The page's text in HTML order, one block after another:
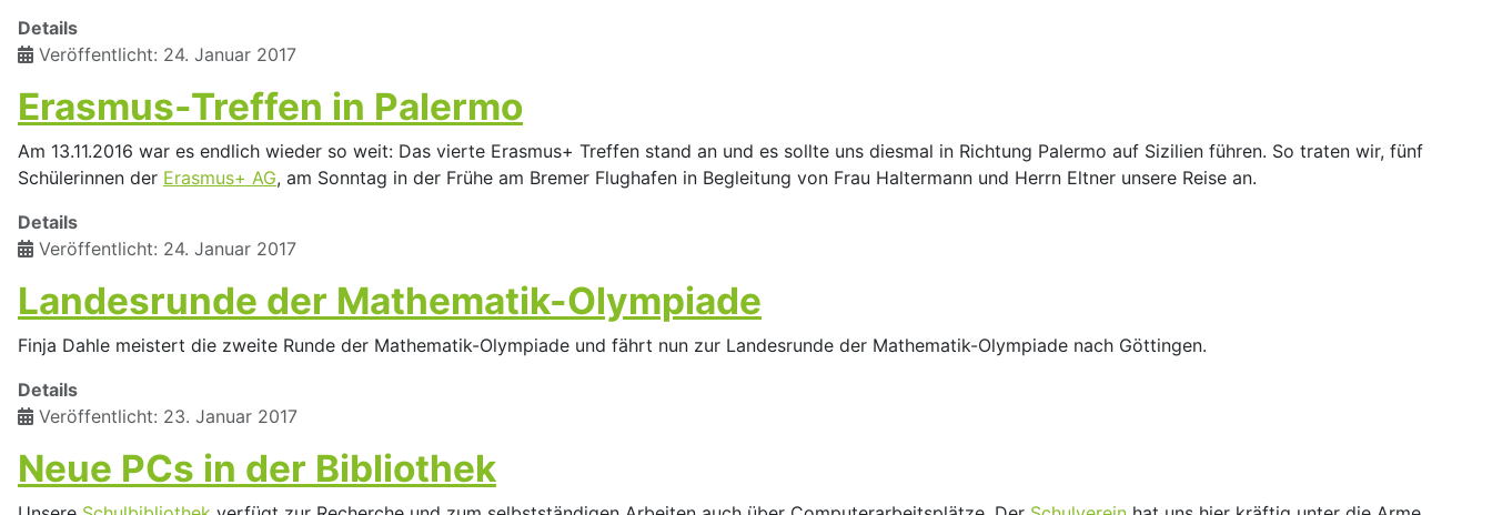
Details
Veröffentlicht: 24. Januar 2017
Erasmus-Treffen in Palermo
Am 13.11.2016 war es endlich wieder so weit: Das vierte Erasmus+ Treffen stand an und es sollte uns diesmal in Richtung Palermo auf Sizilien führen. So traten wir, fünf
Schülerinnen der Erasmus+ AG, am Sonntag in der Frühe am Bremer Flughafen in Begleitung von Frau Haltermann und Herrn Eltner unsere Reise an.
Details
Veröffentlicht: 24. Januar 2017
Landesrunde der Mathematik-Olympiade
Finja Dahle meistert die zweite Runde der Mathematik-Olympiade und fährt nun zur Landesrunde der Mathematik-Olympiade nach Göttingen.
Details
Veröffentlicht: 23. Januar 2017
Neue PCs in der Bibliothek